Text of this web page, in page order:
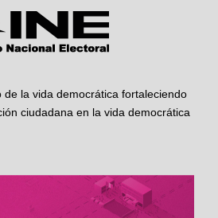
la vida democrática fortaleciendo
ciudadana en la vida democrática